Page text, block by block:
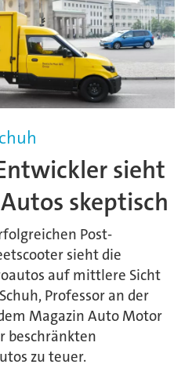
sieht
skeptisch
Post-
sieht die
auf mittlere Sicht
Professor an der
Magazin Auto Motor
beschränkten
zu teuer.